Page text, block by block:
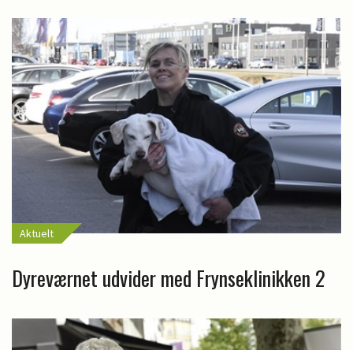
Aktuelt
Dyreværnet udvider med Frynseklinikken 2